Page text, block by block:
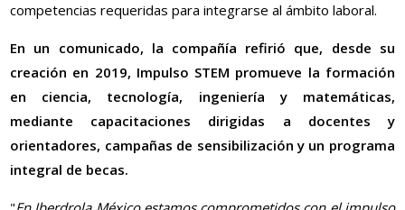
competencias requeridas para integrarse al ámbito laboral.
En un comunicado, la compañía refirió que, desde su
creación en 2019, Impulso STEM promueve la formación
en ciencia, tecnología, ingeniería y matemáticas,
mediante capacitaciones dirigidas a docentes y
orientadores, campañas de sensibilización y un programa
integral de becas.